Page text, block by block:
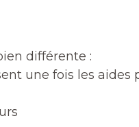
différente :
une fois les aides